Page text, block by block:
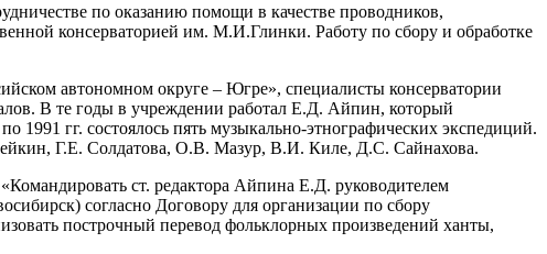
по оказанию помощи в качестве проводников,
консерваторией им. М.И.Глинки. Работу по сбору и обработке
автономном округе – Югре», специалисты консерватории
В те годы в учреждении работал Е.Д. Айпин, который
1991 гг. состоялось пять музыкально-этнографических экспедиций.
Г.Е. Солдатова, О.В. Мазур, В.И. Киле, Д.С. Сайнахова.
ст. редактора Айпина Е.Д. руководителем
согласно Договору для организации по сбору
построчный перевод фольклорных произведений ханты,